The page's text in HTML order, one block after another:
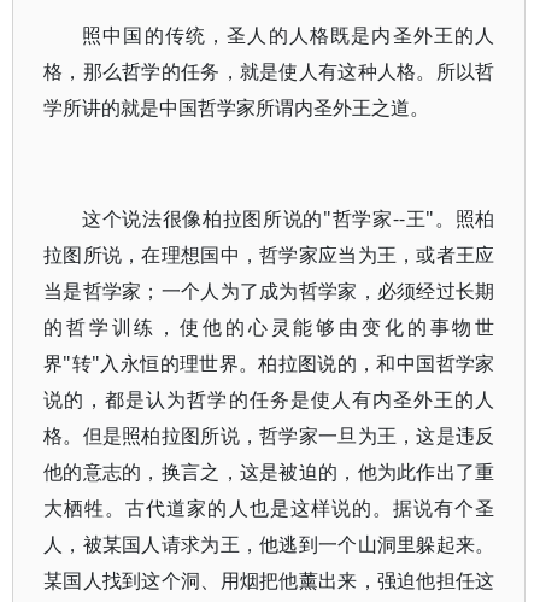
照中国的传统，圣人的人格既是内圣外王的人
格，那么哲学的任务，就是使人有这种人格。所以哲
学所讲的就是中国哲学家所谓内圣外王之道。
这个说法很像柏拉图所说的"哲学家--王"。照柏
拉图所说，在理想国中，哲学家应当为王，或者王应
当是哲学家；一个人为了成为哲学家，必须经过长期
的哲学训练，使他的心灵能够由变化的事物世
界"转"入永恒的理世界。柏拉图说的，和中国哲学家
说的，都是认为哲学的任务是使人有内圣外王的人
格。但是照柏拉图所说，哲学家一旦为王，这是违反
他的意志的，换言之，这是被迫的，他为此作出了重
大栖牲。古代道家的人也是这样说的。据说有个圣
人，被某国人请求为王，他逃到一个山洞里躲起来。
某国人找到这个洞、用烟把他薰出来，强迫他担任这